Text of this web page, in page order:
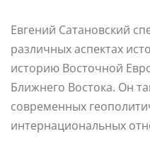
Евгений Сатановский
различных аспектах
историю Восточной
Ближнего Востока. Он
современных
интернациональных